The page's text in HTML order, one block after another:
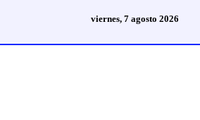
viernes, 7 agosto 2026